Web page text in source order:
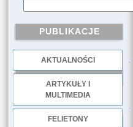
PUBLIKACJE
AKTUALNOŚCI
ARTYKUŁY I
MULTIMEDIA
FELIETONY